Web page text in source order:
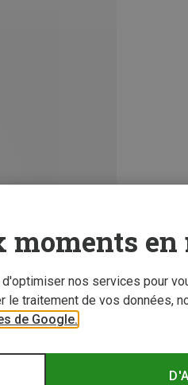
en
nos services pour
traitement de vos données,
de Google.